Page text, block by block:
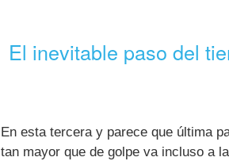
El inevitable paso del
En esta tercera y parece que última
tan mayor que de golpe va incluso a